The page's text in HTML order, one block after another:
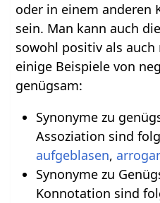
oder in einem anderen
sein. Man kann auch
sowohl positiv als auch
einige Beispiele von
genügsam:
Synonyme zu
Assoziation sind
aufgeblasen,
Synonyme zu
Konnotation sind